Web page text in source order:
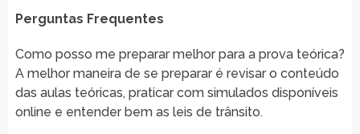
Perguntas Frequentes
Como posso me preparar melhor para a prova teórica?
A melhor maneira de se preparar é revisar o conteúdo
das aulas teóricas, praticar com simulados disponíveis
online e entender bem as leis de trânsito.